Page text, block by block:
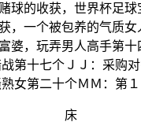
的收获，世界杯足
一个被包养的气质
，玩弄男人高手第
第十七个ＪＪ：采购
女第二十个ＭＭ：第
床